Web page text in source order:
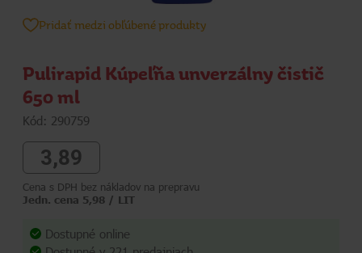
Pridať medzi obľúbené produkty
Pulirapid Kúpeľňa unverzálny čistič
650 ml
Kód: 290759
3,89
Cena s DPH bez nákladov na prepravu
Jedn. cena 5,98 / LIT
Dostupné online